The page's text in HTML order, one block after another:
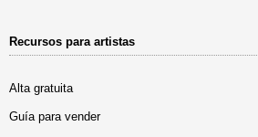
Recursos para artistas
Alta gratuita
Guía para vender